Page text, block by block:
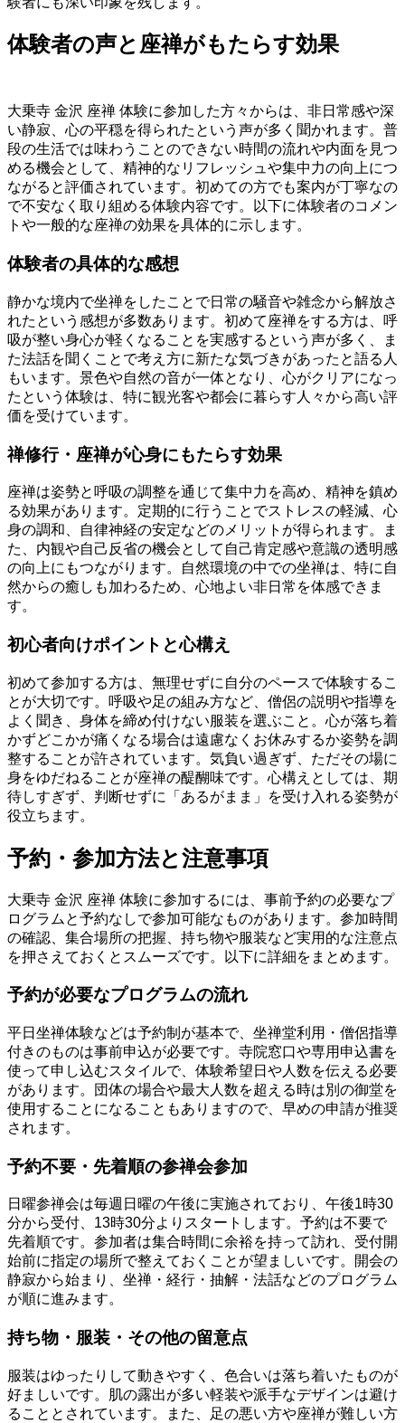
体験者の声と座禅がもたらす効果
大乗寺 金沢 座禅 体験に参加した方々からは、非日常感や深
い静寂、心の平穏を得られたという声が多く聞かれます。普
段の生活では味わうことのできない時間の流れや内面を見つ
める機会として、精神的なリフレッシュや集中力の向上につ
ながると評価されています。初めての方でも案内が丁寧なの
で不安なく取り組める体験内容です。以下に体験者のコメン
トや一般的な座禅の効果を具体的に示します。
体験者の具体的な感想
静かな境内で坐禅をしたことで日常の騒音や雑念から解放さ
れたという感想が多数あります。初めて座禅をする方は、呼
吸が整い身心が軽くなることを実感するという声が多く、ま
た法話を聞くことで考え方に新たな気づきがあったと語る人
もいます。景色や自然の音が一体となり、心がクリアになっ
たという体験は、特に観光客や都会に暮らす人々から高い評
価を受けています。
禅修行・座禅が心身にもたらす効果
座禅は姿勢と呼吸の調整を通じて集中力を高め、精神を鎮め
る効果があります。定期的に行うことでストレスの軽減、心
身の調和、自律神経の安定などのメリットが得られます。ま
た、内観や自己反省の機会として自己肯定感や意識の透明感
の向上にもつながります。自然環境の中での坐禅は、特に自
然からの癒しも加わるため、心地よい非日常を体感できま
す。
初心者向けポイントと心構え
初めて参加する方は、無理せずに自分のペースで体験するこ
とが大切です。呼吸や足の組み方など、僧侶の説明や指導を
よく聞き、身体を締め付けない服装を選ぶこと。心が落ち着
かずどこかが痛くなる場合は遠慮なくお休みするか姿勢を調
整することが許されています。気負い過ぎず、ただその場に
身をゆだねることが座禅の醍醐味です。心構えとしては、期
待しすぎず、判断せずに「あるがまま」を受け入れる姿勢が
役立ちます。
予約・参加方法と注意事項
大乗寺 金沢 座禅 体験に参加するには、事前予約の必要なプ
ログラムと予約なしで参加可能なものがあります。参加時間
の確認、集合場所の把握、持ち物や服装など実用的な注意点
を押さえておくとスムーズです。以下に詳細をまとめます。
予約が必要なプログラムの流れ
平日坐禅体験などは予約制が基本で、坐禅堂利用・僧侶指導
付きのものは事前申込が必要です。寺院窓口や専用申込書を
使って申し込むスタイルで、体験希望日や人数を伝える必要
があります。団体の場合や最大人数を超える時は別の御堂を
使用することになることもありますので、早めの申請が推奨
されます。
予約不要・先着順の参禅会参加
日曜参禅会は毎週日曜の午後に実施されており、午後1時30
分から受付、13時30分よりスタートします。予約は不要で
先着順です。参加者は集合時間に余裕を持って訪れ、受付開
始前に指定の場所で整えておくことが望ましいです。開会の
静寂から始まり、坐禅・経行・抽解・法話などのプログラム
が順に進みます。
持ち物・服装・その他の留意点
服装はゆったりして動きやすく、色合いは落ち着いたものが
好ましいです。肌の露出が多い軽装や派手なデザインは避け
ることとされています。また、足の悪い方や座禅が難しい方